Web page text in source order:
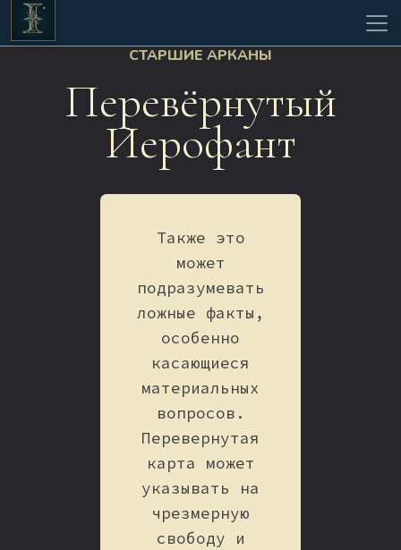
СТАРШИЕ АРКАНЫ
Перевёрнутый
Иерофант
Также это
может
подразумевать
ложные факты,
особенно
касающиеся
материальных
вопросов.
Перевернутая
карта может
указывать на
чрезмерную
свободу и